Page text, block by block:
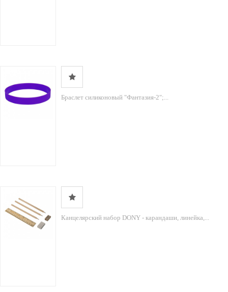
Браслет силиконовый "Фантазия-2";...
Канцелярский набор DONY - карандаши, линейка,...